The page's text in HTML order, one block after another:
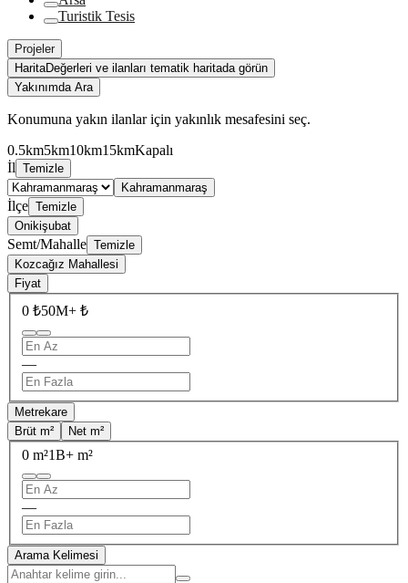
Turistik Tesis
Projeler
HaritaDeğerleri ve ilanları tematik haritada görün
Yakınımda Ara
Konumuna yakın ilanlar için yakınlık mesafesini seç.
0.5km5km10km15kmKapalı
İl Temizle
Kahramanmaraş
İlçe Temizle
Onikişubat
Semt/Mahalle Temizle
Kozcağız Mahallesi
Fiyat
0 ₺50M+ ₺
—
Metrekare
Brüt m²
Net m²
0 m²1B+ m²
—
Arama Kelimesi